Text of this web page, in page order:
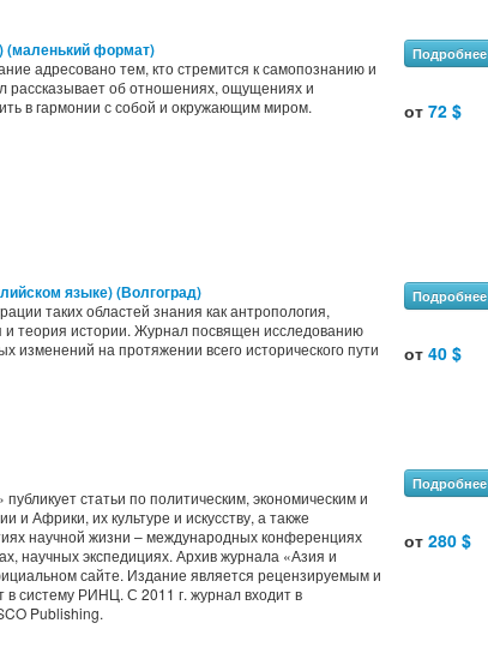
(маленький формат)
адресовано тем, кто стремится к самопознанию и
об отношениях, ощущениях и
в гармонии с собой и окружающим миром.
Подробнее
от72 $
языке) (Волгоград)
таких областей знания как антропология,
теория истории. Журнал посвящен исследованию
изменений на протяжении всего исторического пути
Подробнее
от40 $
статьи по политическим, экономическим и
и Африки, их культуре и искусству, а также
научной жизни – международных конференциях
научных экспедициях. Архив журнала «Азия и
сайте. Издание является рецензируемым и
систему РИНЦ. С 2011 г. журнал входит в
Publishing.
Подробнее
от280 $